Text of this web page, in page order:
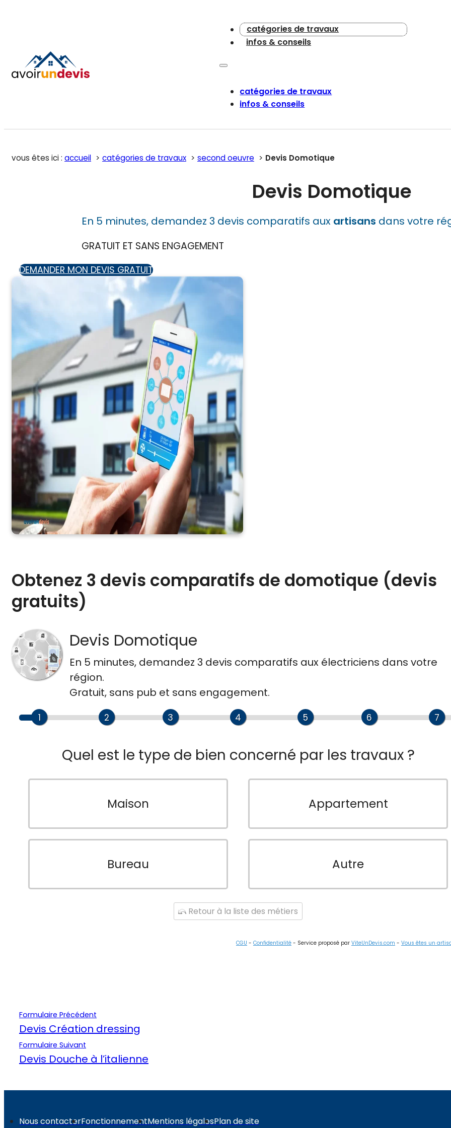
catégories de travaux
infos & conseils
catégories de travaux
infos & conseils
vous êtes ici : accueil catégories de travaux second oeuvre Devis Domotique
Devis Domotique
En 5 minutes, demandez 3 devis comparatifs aux artisans dans votre
GRATUIT ET SANS ENGAGEMENT
DEMANDER MON DEVIS GRATUIT
Obtenez 3 devis comparatifs de domotique (devis
gratuits)
Devis Domotique
En 5 minutes, demandez 3 devis comparatifs aux électriciens dans votre
région.
Gratuit, sans pub et sans engagement.
1 2 3 4 5 6 7
Quel est le type de bien concerné par les travaux ?
Maison Appartement
Bureau Autre
Retour à la liste des métiers
CGU - Confidentialité - Service proposé par ViteUnDevis.com - Vous êtes un
Formulaire Précédent
Devis Création dressing
Formulaire Suivant
Devis Douche à l’italienne
Nous contacterFonctionnementMentions légalesPlan de site